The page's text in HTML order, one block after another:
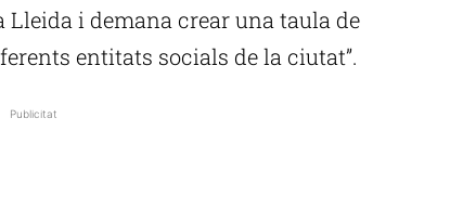
Lleida i demana crear una taula de
entitats socials de la ciutat”.
Publicitat